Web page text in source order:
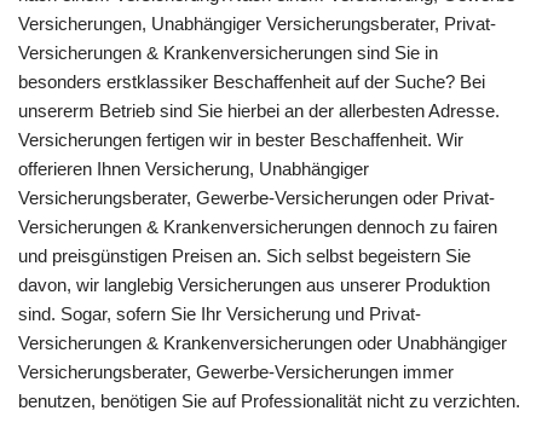
Versicherungen, Unabhängiger Versicherungsberater, Privat-
Versicherungen & Krankenversicherungen sind Sie in
besonders erstklassiker Beschaffenheit auf der Suche? Bei
unsererm Betrieb sind Sie hierbei an der allerbesten Adresse.
Versicherungen fertigen wir in bester Beschaffenheit. Wir
offerieren Ihnen Versicherung, Unabhängiger
Versicherungsberater, Gewerbe-Versicherungen oder Privat-
Versicherungen & Krankenversicherungen dennoch zu fairen
und preisgünstigen Preisen an. Sich selbst begeistern Sie
davon, wir langlebig Versicherungen aus unserer Produktion
sind. Sogar, sofern Sie Ihr Versicherung und Privat-
Versicherungen & Krankenversicherungen oder Unabhängiger
Versicherungsberater, Gewerbe-Versicherungen immer
benutzen, benötigen Sie auf Professionalität nicht zu verzichten.